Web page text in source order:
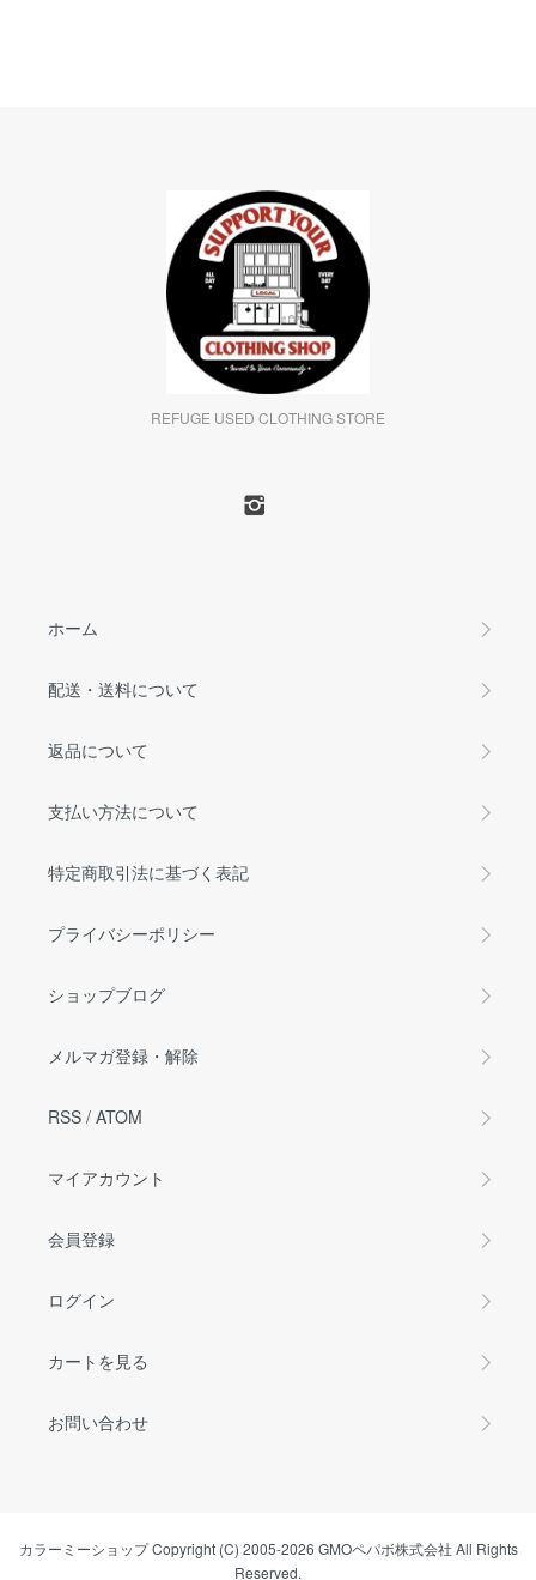
REFUGE USED CLOTHING STORE
ホーム
配送・送料について
返品について
支払い方法について
特定商取引法に基づく表記
プライバシーポリシー
ショップブログ
メルマガ登録・解除
RSS / ATOM
マイアカウント
会員登録
ログイン
カートを見る
お問い合わせ
カラーミーショップCopyright (C) 2005-2026 GMOペパボ株式会社 All Rights
Reserved.